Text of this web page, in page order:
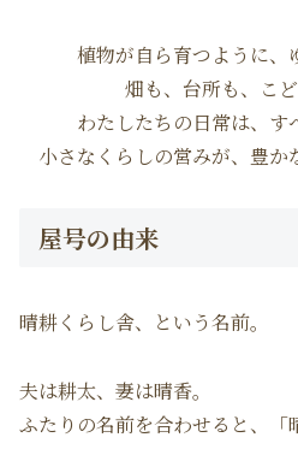
植物が自ら育つように、
畑も、台所も、こ
わたしたちの日常は、す
小さなくらしの営みが、豊か
屋号の由来
晴耕くらし舎、という名前。
夫は耕太、妻は晴香。
ふたりの名前を合わせると、「